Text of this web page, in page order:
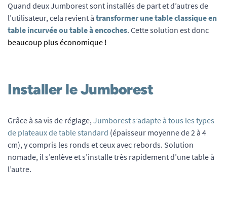
Quand deux Jumborest sont installés de part et d’autres de
l’utilisateur, cela revient à transformer une table classique en
table incurvée ou table à encoches. Cette solution est donc
beaucoup plus économique !
Installer le Jumborest
Grâce à sa vis de réglage,Jumborest s’adapte à tous les types
de plateaux de table standard (épaisseur moyenne de 2 à 4
cm), y compris les ronds et ceux avec rebords. Solution
nomade, il s’enlève et s’installe très rapidement d’une table à
l’autre.